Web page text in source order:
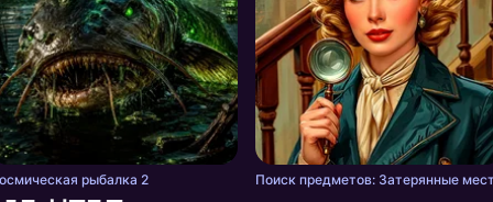
рыбалка 2 Поиск предметов: Затерянные